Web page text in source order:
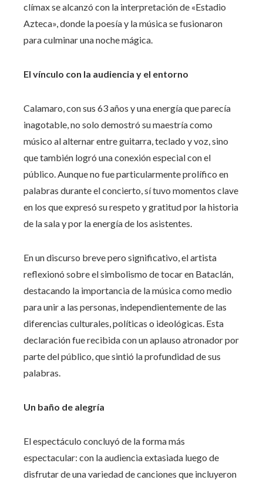
clímax se alcanzó con la interpretación de «Estadio
Azteca», donde la poesía y la música se fusionaron
para culminar una noche mágica.
El vínculo con la audiencia y el entorno
Calamaro, con sus 63 años y una energía que parecía
inagotable, no solo demostró su maestría como
músico al alternar entre guitarra, teclado y voz, sino
que también logró una conexión especial con el
público. Aunque no fue particularmente prolífico en
palabras durante el concierto, sí tuvo momentos clave
en los que expresó su respeto y gratitud por la historia
de la sala y por la energía de los asistentes.
En un discurso breve pero significativo, el artista
reflexionó sobre el simbolismo de tocar en Bataclán,
destacando la importancia de la música como medio
para unir a las personas, independientemente de las
diferencias culturales, políticas o ideológicas. Esta
declaración fue recibida con un aplauso atronador por
parte del público, que sintió la profundidad de sus
palabras.
Un baño de alegría
El espectáculo concluyó de la forma más
espectacular: con la audiencia extasiada luego de
disfrutar de una variedad de canciones que incluyeron